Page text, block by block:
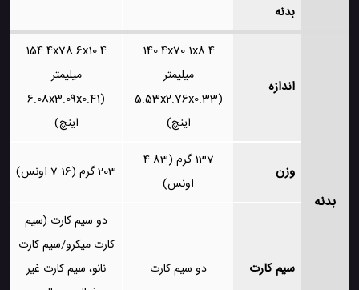
بدنه
بدنه
اندازه
140.4x70.1x8.4
میلیمتر
(5.53x2.76x0.33
اینچ)
154.4x78.6x10.4
میلیمتر
(6.08x3.09x0.41
اینچ)
وزن
137 گرم (4.83
اونس)
203 گرم (7.16 اونس)
سیم کارت دو سیم کارت
دو سیم کارت (سیم
کارت میکرو/سیم کارت
نانو، سیم کارت غیر